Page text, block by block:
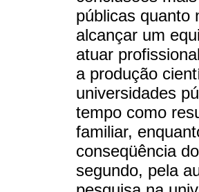
públicas quanto
alcançar um
atuar
a produção
universidades
tempo como
familiar,
conseqüência
segundo, pela